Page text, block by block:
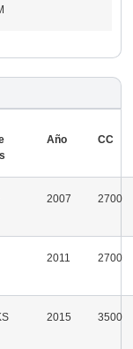
Año CC
2007 2700
2011 2700
2015 3500